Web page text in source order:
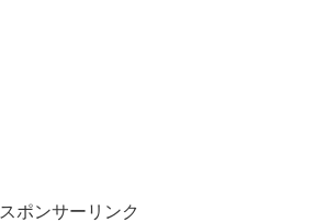
スポンサーリンク